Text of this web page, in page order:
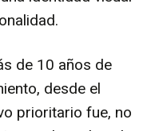
de 10 años de
desde el
prioritario fue, no